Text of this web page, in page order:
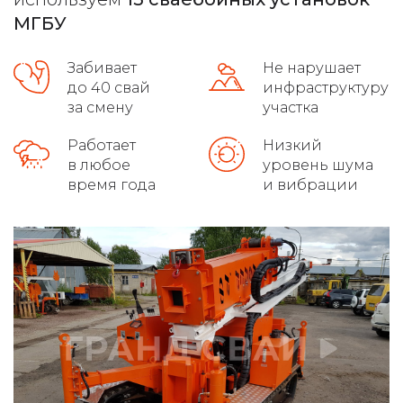
высокое качество на сложных грунтах
распушовка свай для монолитных плит
соблюдение требований гост
осуществляет доставку
определяем уровень грунтовых вод
монтаж свайно-винтового фундамента
демонтаж свайных фундаментов
установка винтовых свайных опор
услуги по ремонту фундамента
укрепление ленточного фундамента
МГБУ
Забивает
до 40 свай
за смену
Не нарушает
инфраструктуру
участка
Работает
в любое
время года
Низкий
уровень шума
и вибрации